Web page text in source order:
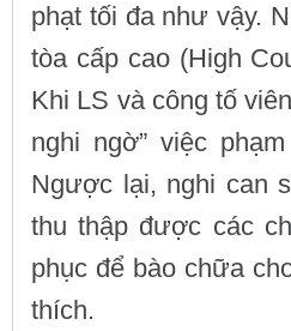
phạt tối đa như vậy.
tòa cấp cao (High
Khi LS và công tố
nghi ngờ” việc
Ngược lại, nghi can
thu thập được các
phục để bào chữa
thích.